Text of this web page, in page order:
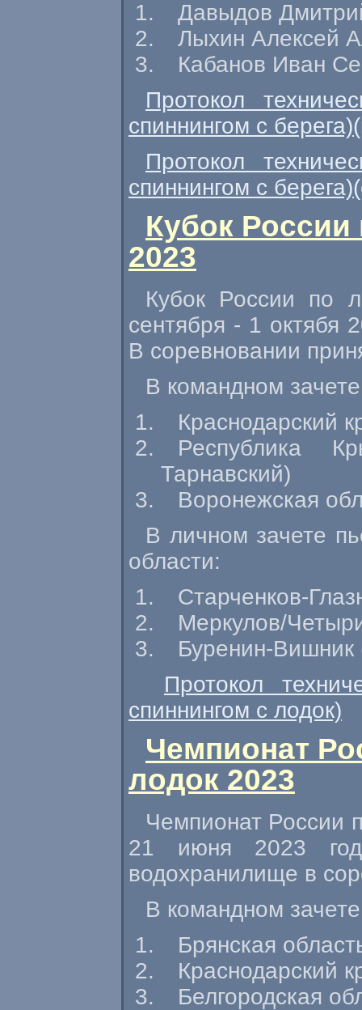
Давыдов
Лыхин Алексей
Кабанов Иван
Протокол
спиннингом с
Протокол
спиннингом с
Кубок
2023
Кубок России по
сентября - 1 октябя
В соревновании
В командном
Краснодарский
Республика
Тарнавский)
Воронежская
В личном зачете
области:
Старченков-
Меркулов/
Буренин-Вишник
Протокол
спиннингом с лодок)
Чемпионат
лодок 2023
Чемпионат России
21 июня 2023
водохранилище в
В командном
Брянская
Краснодарский
Белгородская